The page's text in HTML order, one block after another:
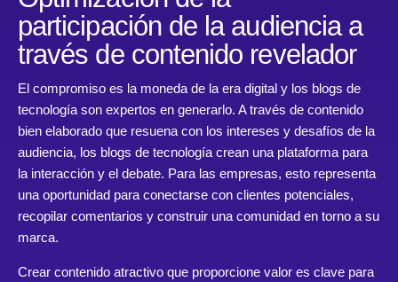
participación de la audiencia a
través de contenido revelador
El compromiso es la moneda de la era digital y los blogs de
tecnología son expertos en generarlo. A través de contenido
bien elaborado que resuena con los intereses y desafíos de la
audiencia, los blogs de tecnología crean una plataforma para
la interacción y el debate. Para las empresas, esto representa
una oportunidad para conectarse con clientes potenciales,
recopilar comentarios y construir una comunidad en torno a su
marca.
Crear contenido atractivo que proporcione valor es clave para